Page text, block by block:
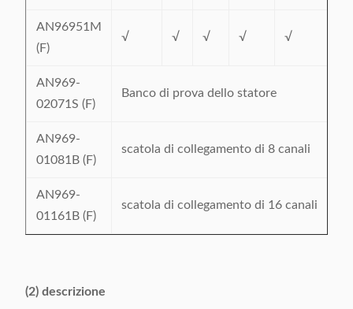
AN96951M
(F)
√ √ √ √ √
AN969-
02071S (F)
Banco di prova dello statore
AN969-
01081B (F)
scatola di collegamento di 8 canali
AN969-
01161B (F)
scatola di collegamento di 16 canali
(2) descrizione